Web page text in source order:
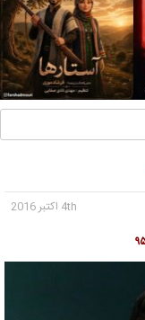
4th اکتبر 2016